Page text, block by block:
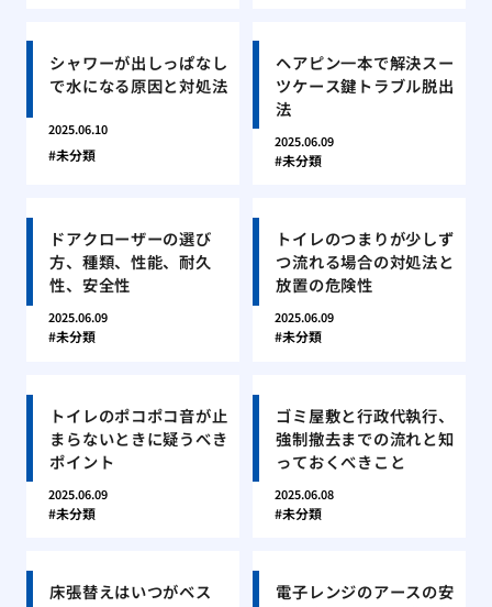
シャワーが出しっぱなし
で水になる原因と対処法
2025.06.10
未分類
ヘアピン一本で解決スー
ツケース鍵トラブル脱出
法
2025.06.09
未分類
ドアクローザーの選び
方、種類、性能、耐久
性、安全性
2025.06.09
未分類
トイレのつまりが少しず
つ流れる場合の対処法と
放置の危険性
2025.06.09
未分類
トイレのポコポコ音が止
まらないときに疑うべき
ポイント
2025.06.09
未分類
ゴミ屋敷と行政代執行、
強制撤去までの流れと知
っておくべきこと
2025.06.08
未分類
床張替えはいつがベス
電子レンジのアースの安